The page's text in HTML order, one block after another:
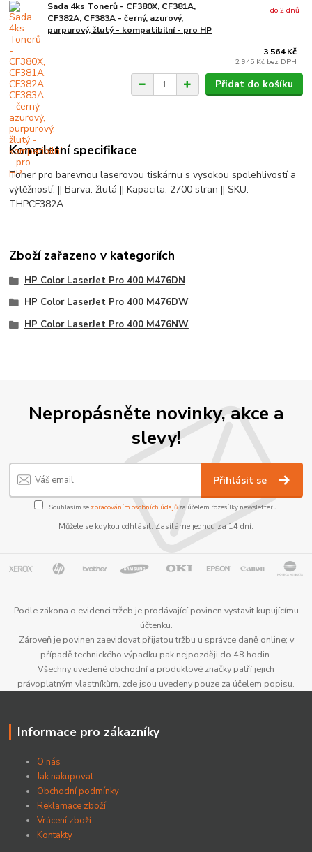
Sada 4ks Tonerů - CF380X, CF381A,
CF382A, CF383A - černý, azurový,
purpurový, žlutý - kompatibilní - pro HP
3 564 Kč
2 945 Kč bez DPH
do 2 dnů
Přidat do košíku
Kompletní specifikace
Toner pro barevnou laserovou tiskárnu s vysokou spolehlivostí a
výtěžností. || Barva: žlutá || Kapacita: 2700 stran || SKU:
THPCF382A
Zboží zařazeno v kategoriích
HP Color LaserJet Pro 400 M476DN
HP Color LaserJet Pro 400 M476DW
HP Color LaserJet Pro 400 M476NW
Nepropásněte novinky, akce a
slevy!
Přihlásit se
Souhlasím se zpracováním osobních údajůza účelem rozesílky newsletteru.
Můžete se kdykoli odhlásit. Zasíláme jednou za 14 dní.
Podle zákona o evidenci tržeb je prodávající povinen vystavit kupujícímu
účtenku.
Zároveň je povinen zaevidovat přijatou tržbu u správce daně online; v
případě technického výpadku pak nejpozději do 48 hodin.
Všechny uvedené obchodní a produktové značky patří jejich
právoplatným vlastníkům, zde jsou uvedeny pouze za účelem popisu.
Informace pro zákazníky
O nás
Jak nakupovat
Obchodní podmínky
Reklamace zboží
Vrácení zboží
Kontakty